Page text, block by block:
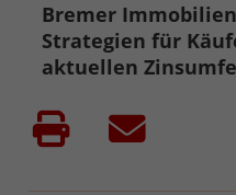
Bremer
Strategien für
aktuellen